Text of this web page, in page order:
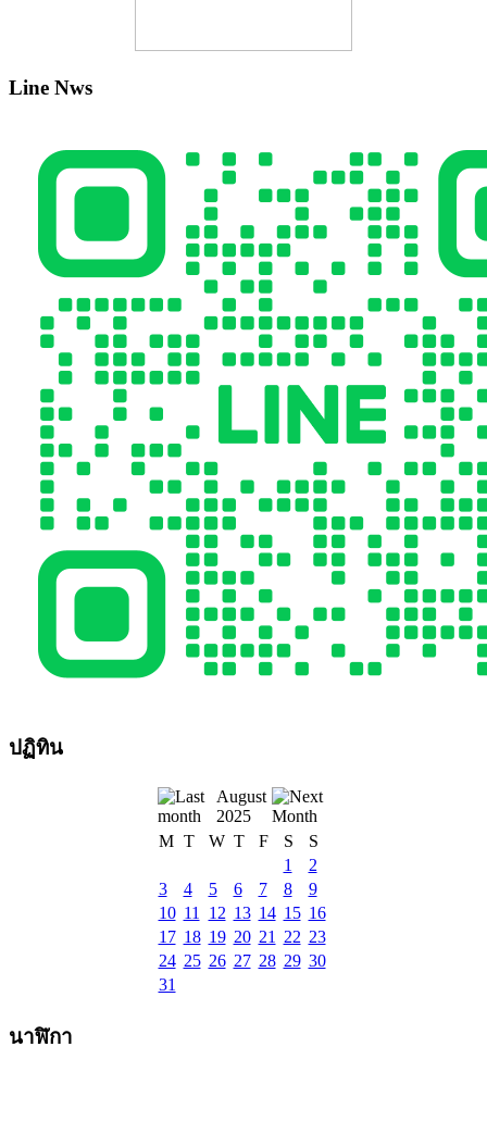
Line Nws
ปฏิทิน
August
2025
M T W T F S
S
1
2
3
4 5 6 7 8
9
10 11 12 13 14 15 16
17 18 19 20 21 22 23
24 25 26 27 28 29 30
31
นาฬิกา